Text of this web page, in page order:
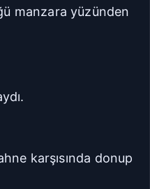
manzara yüzünden
karşısında donup